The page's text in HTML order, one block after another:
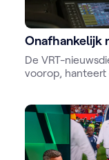
Onafhankelijk
De VRT-
voorop, hanteert
en presentatie
content.